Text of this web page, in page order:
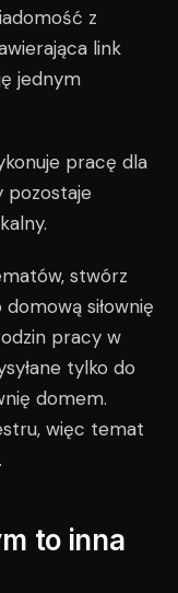
z
link
jednym
pracę dla
pozostaje
stwórz
siłownię
pracy w
tylko do
domem.
więc temat
to inna